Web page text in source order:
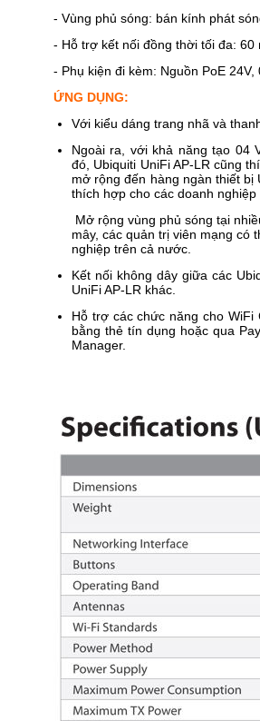
- Vùng phủ sóng: bán kính phát
- Hỗ trợ kết nối đồng thời tối đa: 60
- Phụ kiện đi kèm: Nguồn PoE
ỨNG DỤNG:
Với kiểu dáng trang nhã và
Ngoài ra, với khả năng tạo 04
đó, Ubiquiti UniFi AP-LR cũng
mở rộng đến hàng ngàn thiết
thích hợp cho các doanh
Mở rộng vùng phủ sóng tại
mây, các quản trị viên mạng có
nghiệp trên cả nước.
Kết nối không dây giữa các
UniFi AP-LR khác.
Hỗ trợ các chức năng cho
bằng thẻ tín dụng hoặc qua
Manager.